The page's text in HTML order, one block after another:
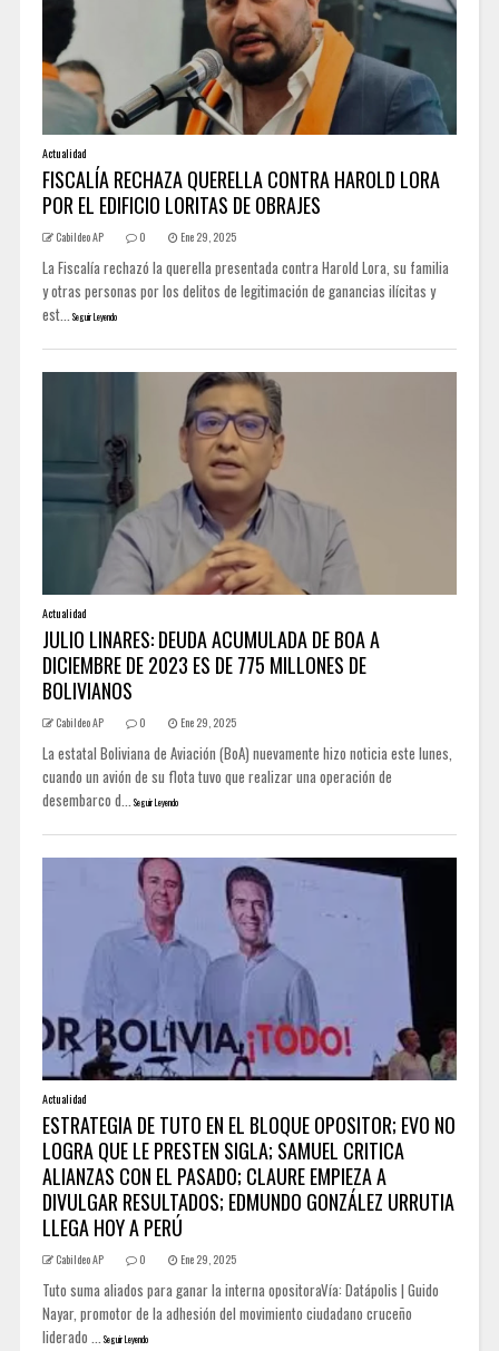
Actualidad
FISCALÍA RECHAZA QUERELLA CONTRA HAROLD LORA
POR EL EDIFICIO LORITAS DE OBRAJES
Cabildeo AP 0 Ene 29, 2025
La Fiscalía rechazó la querella presentada contra Harold Lora, su familia
y otras personas por los delitos de legitimación de ganancias ilícitas y
est... Seguir Leyendo
Actualidad
JULIO LINARES: DEUDA ACUMULADA DE BOA A
DICIEMBRE DE 2023 ES DE 775 MILLONES DE
BOLIVIANOS
Cabildeo AP 0 Ene 29, 2025
La estatal Boliviana de Aviación (BoA) nuevamente hizo noticia este lunes,
cuando un avión de su flota tuvo que realizar una operación de
desembarco d... Seguir Leyendo
Actualidad
ESTRATEGIA DE TUTO EN EL BLOQUE OPOSITOR; EVO NO
LOGRA QUE LE PRESTEN SIGLA; SAMUEL CRITICA
ALIANZAS CON EL PASADO; CLAURE EMPIEZA A
DIVULGAR RESULTADOS; EDMUNDO GONZÁLEZ URRUTIA
LLEGA HOY A PERÚ
Cabildeo AP 0 Ene 29, 2025
Tuto suma aliados para ganar la interna opositoraVía: Datápolis | Guido
Nayar, promotor de la adhesión del movimiento ciudadano cruceño
liderado ... Seguir Leyendo